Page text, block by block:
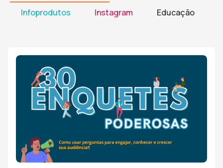
Infoprodutos
Instagram Educação